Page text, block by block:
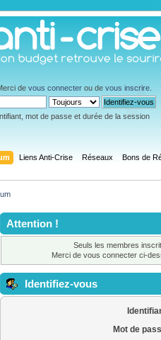
de vous connecter ou de vous inscrire
mot de passe et durée de la session
Liens Anti-Crise Réseaux Bons de
Attention !
Seuls les membres
Merci de vous connecter ci-
Identifiez-vous
Mot de